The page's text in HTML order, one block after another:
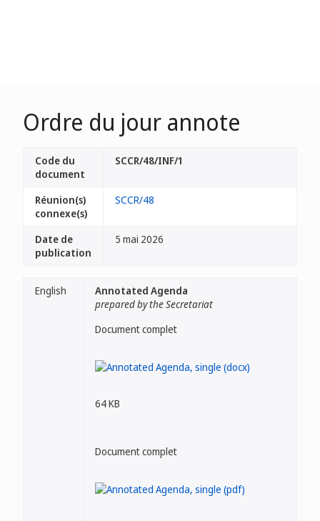
Ordre du jour annote
Code du
document
SCCR/48/INF/1
Réunion(s)
connexe(s)
SCCR/48
Date de
publication
5 mai 2026
English
Annotated Agenda
prepared by the Secretariat
Document complet
64 KB
Document complet